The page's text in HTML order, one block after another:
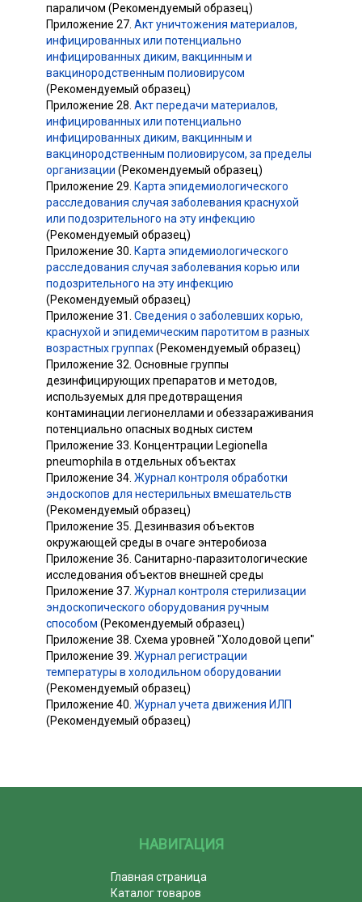
параличом (Рекомендуемый образец)
Приложение 27. Акт уничтожения материалов,
инфицированных или потенциально
инфицированных диким, вакцинным и
вакцинородственным полиовирусом
(Рекомендуемый образец)
Приложение 28. Акт передачи материалов,
инфицированных или потенциально
инфицированных диким, вакцинным и
вакцинородственным полиовирусом, за пределы
организации (Рекомендуемый образец)
Приложение 29. Карта эпидемиологического
расследования случая заболевания краснухой
или подозрительного на эту инфекцию
(Рекомендуемый образец)
Приложение 30. Карта эпидемиологического
расследования случая заболевания корью или
подозрительного на эту инфекцию
(Рекомендуемый образец)
Приложение 31. Сведения о заболевших корью,
краснухой и эпидемическим паротитом в разных
возрастных группах(Рекомендуемый образец)
Приложение 32. Основные группы
дезинфицирующих препаратов и методов,
используемых для предотвращения
контаминации легионеллами и обеззараживания
потенциально опасных водных систем
Приложение 33. Концентрации Legionella
pneumophila в отдельных объектах
Приложение 34. Журнал контроля обработки
эндоскопов для нестерильных вмешательств
(Рекомендуемый образец)
Приложение 35. Дезинвазия объектов
окружающей среды в очаге энтеробиоза
Приложение 36. Санитарно-паразитологические
исследования объектов внешней среды
Приложение 37. Журнал контроля стерилизации
эндоскопического оборудования ручным
способом (Рекомендуемый образец)
Приложение 38. Схема уровней "Холодовой цепи"
Приложение 39. Журнал регистрации
температуры в холодильном оборудовании
(Рекомендуемый образец)
Приложение 40. Журнал учета движения ИЛП
(Рекомендуемый образец)
НАВИГАЦИЯ
Главная страница
Каталог товаров